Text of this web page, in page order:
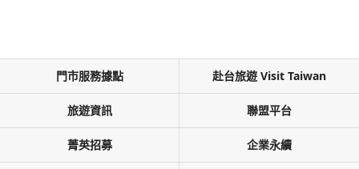
門市服務據點 赴台旅遊 Visit Taiwan
旅遊資訊 聯盟平台
菁英招募 企業永續